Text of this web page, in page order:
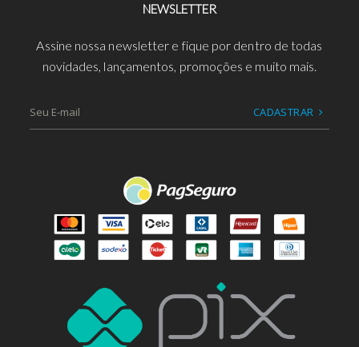
NEWSLETTER
Assine nossa newsletter e fique por dentro de todas
novidades, lançamentos, promoções e muito mais.
CADASTRAR